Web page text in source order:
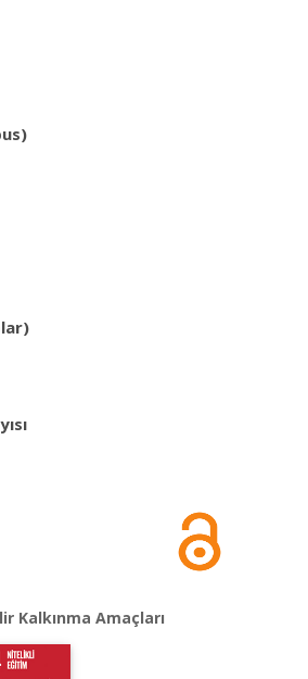
Kalkınma Amaçları